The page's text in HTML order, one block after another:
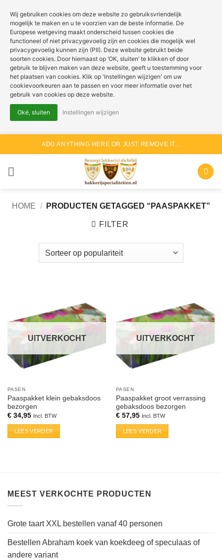
naar
ADD ANYTHING HERE OR JUST REMOVE IT...
HOME / PRODUCTEN GETAGGED “PAASPAKKET”
FILTER
UITVERKOCHT
PASEN
Paaspakket klein gebaksdoos
bezorgen
€34,95 Incl. BTW
LEES VERDER
UITVERKOCHT
PASEN
Paaspakket groot verrassing
gebaksdoos bezorgen
€57,95 Incl. BTW
LEES VERDER
MEEST VERKOCHTE PRODUCTEN
Grote taart XXL bestellen vanaf 40 personen
Bestellen Abraham koek van koekdeeg of speculaas of
andere variant
Wij gebruiken cookies om deze website zo gebruiksvriendelijk
mogelijk te maken en u te voorzien van de beste informatie. De
Europese wetgeving maakt onderscheid tussen cookies die
functioneel of niet privacygevoelig zijn en cookies die mogelijk wel
privacygevoelig kunnen zijn (PII). Deze website gebruikt beide
soorten cookies. Door hiernaast op ‘OK, sluiten’ te klikken of door
gebruik te blijven maken van deze website, geeft u toestemming voor
het plaatsen van cookies. Klik op 'Instellingen wijzigen' om uw
cookievoorkeuren aan te passen en voor meer informatie over het
gebruik van cookies op deze website.
Oké, sluiten Instellingen wijzigen